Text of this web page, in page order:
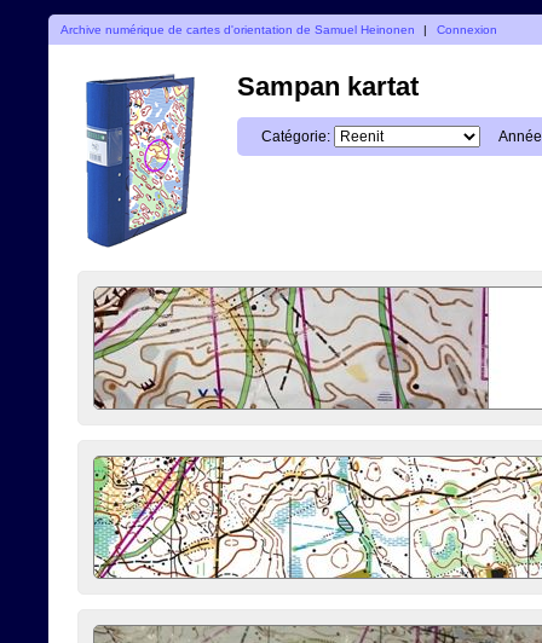
Archive numérique de cartes d'orientation de Samuel Heinonen | Connexion
Sampan kartat
Catégorie: